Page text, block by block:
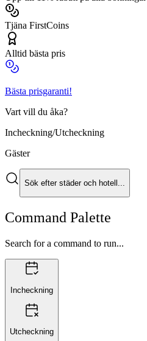
Tjäna FirstCoins
Alltid bästa pris
Bästa prisgaranti!
Vart vill du åka?
Incheckning/Utcheckning
Gäster
Sök efter städer och hotell...
Command Palette
Search for a command to run...
Incheckning
Utcheckning